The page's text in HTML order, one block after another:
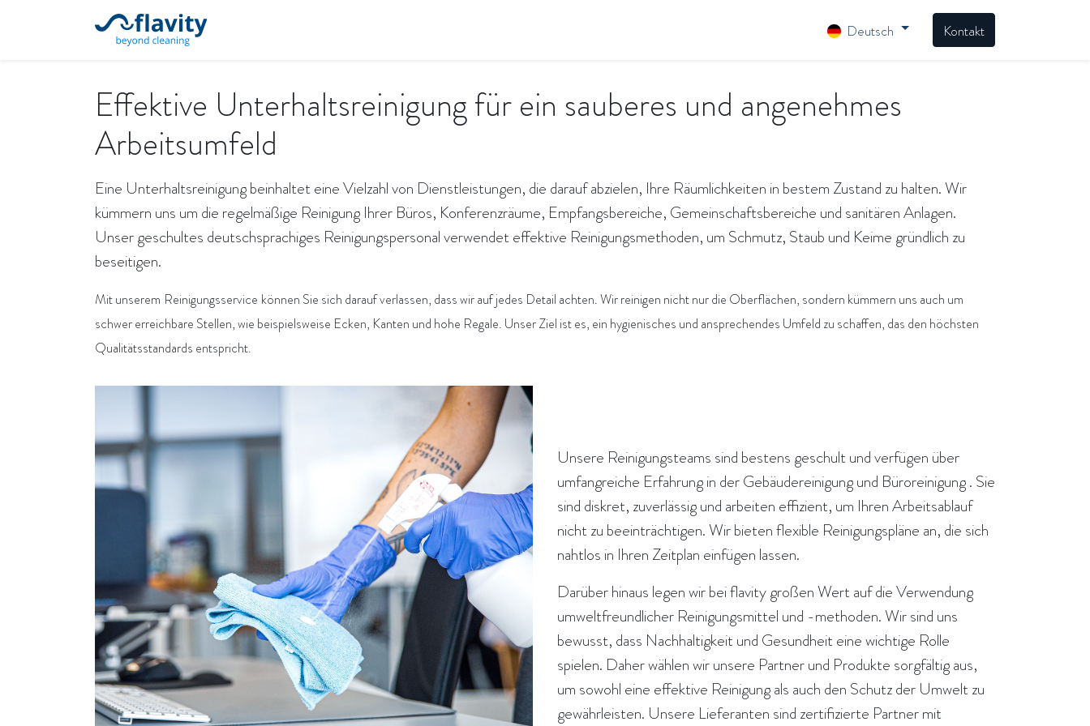
Deutsch Kontakt
Effektive Unterhaltsreinigung für ein sauberes und angenehmes
Arbeitsumfeld
Eine Unterhaltsreinigung beinhaltet eine Vielzahl von Dienstleistungen, die darauf abzielen, Ihre Räumlichkeiten in bestem Zustand zu halten. Wir
kümmern uns um die regelmäßige Reinigung Ihrer Büros, Konferenzräume, Empfangsbereiche, Gemeinschaftsbereiche und sanitären Anlagen.
Unser geschultes deutschsprachiges Reinigungspersonal verwendet effektive Reinigungsmethoden, um Schmutz, Staub und Keime gründlich zu
beseitigen.
Mit unserem Reinigungsservice können Sie sich darauf verlassen, dass wir auf jedes Detail achten. Wir reinigen nicht nur die Oberflächen, sondern kümmern uns auch um
schwer erreichbare Stellen, wie beispielsweise Ecken, Kanten und hohe Regale. Unser Ziel ist es, ein hygienisches und ansprechendes Umfeld zu schaffen, das den höchsten
Qualitätsstandards entspricht.
Unsere Reinigungsteams sind bestens geschult und verfügen über
umfangreiche Erfahrung in der Gebäudereinigung und Büroreinigung . Sie
sind diskret, zuverlässig und arbeiten effizient, um Ihren Arbeitsablauf
nicht zu beeinträchtigen. Wir bieten flexible Reinigungspläne an, die sich
nahtlos in Ihren Zeitplan einfügen lassen.
Darüber hinaus legen wir bei flavity großen Wert auf die Verwendung
umweltfreundlicher Reinigungsmittel und -methoden. Wir sind uns
bewusst, dass Nachhaltigkeit und Gesundheit eine wichtige Rolle
spielen. Daher wählen wir unsere Partner und Produkte sorgfältig aus,
um sowohl eine effektive Reinigung als auch den Schutz der Umwelt zu
gewährleisten. Unsere Lieferanten sind zertifizierte Partner mit